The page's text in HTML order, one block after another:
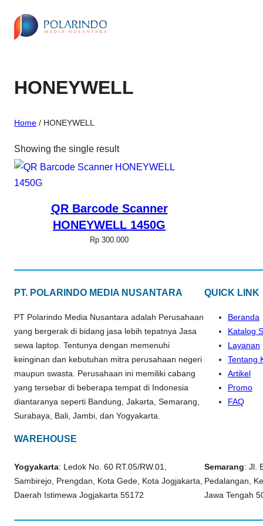
HONEYWELL
Home / HONEYWELL
Showing the single result
QR Barcode Scanner
HONEYWELL 1450G
Rp 300.000
PT. POLARINDO MEDIA NUSANTARA
PT Polarindo Media Nusantara adalah Perusahaan
yang bergerak di bidang jasa lebih tepatnya Jasa
sewa laptop. Tentunya dengan memenuhi
keinginan dan kebutuhan mitra perusahaan negeri
maupun swasta. Perusahaan ini memiliki cabang
yang tersebar di beberapa tempat di Indonesia
diantaranya seperti Bandung, Jakarta, Semarang,
Surabaya, Bali, Jambi, dan Yogyakarta.
QUICK LINK
Beranda
Katalog
Layanan
Tentang
Artikel
Promo
FAQ
WAREHOUSE
Yogyakarta: Ledok No. 60 RT.05/RW.01,
Sambirejo, Prengdan, Kota Gede, Kota Jogjakarta,
Daerah Istimewa Jogjakarta 55172
Semarang: Jl.
Pedalangan,
Jawa Tengah